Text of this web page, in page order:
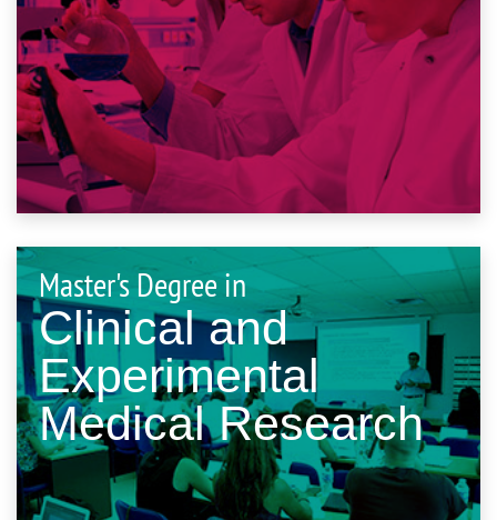
Master's Degree in
Clinical and
Experimental
Medical Research